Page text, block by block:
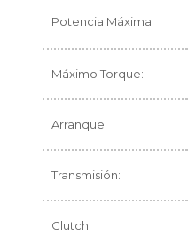
Potencia Máxima:
Máximo Torque:
Arranque:
Transmisión:
Clutch: